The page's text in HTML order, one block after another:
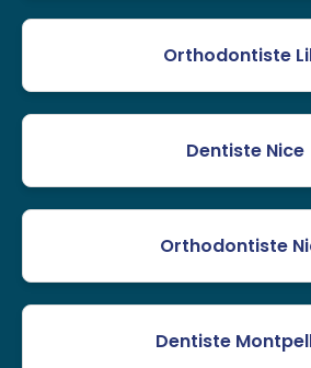
Orthodontiste
Dentiste Nice
Orthodontiste
Dentiste